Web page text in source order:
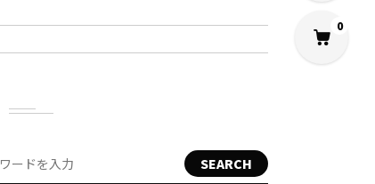
SEARCH
0